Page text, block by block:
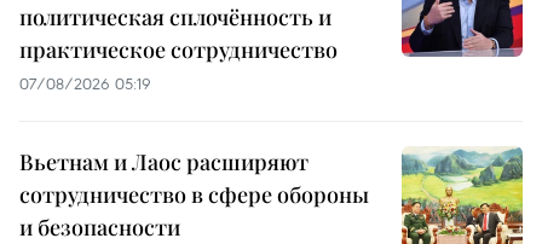
политическая сплочённость и
практическое сотрудничество
07/08/2026 05:19
Вьетнам и Лаос расширяют
сотрудничество в сфере обороны
и безопасности